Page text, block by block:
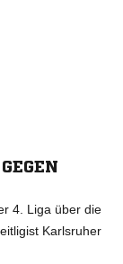
4. Liga über die
Karlsruher